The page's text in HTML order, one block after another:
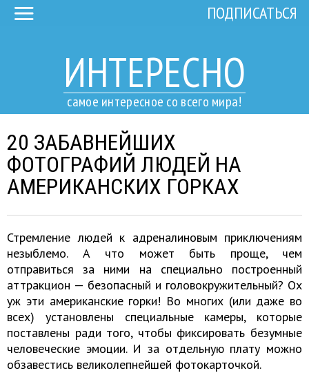
ИНТЕРЕСНО
самое интересное со всего мира!
ПОДПИСАТЬСЯ
20 ЗАБАВНЕЙШИХ
ФОТОГРАФИЙ ЛЮДЕЙ НА
АМЕРИКАНСКИХ ГОРКАХ
Стремление людей к адреналиновым приключениям
незыблемо. А что может быть проще, чем
отправиться за ними на специально построенный
аттракцион — безопасный и головокружительный? Ох
уж эти американские горки! Во многих (или даже во
всех) установлены специальные камеры, которые
поставлены ради того, чтобы фиксировать безумные
человеческие эмоции. И за отдельную плату можно
обзавестись великолепнейшей фотокарточкой.